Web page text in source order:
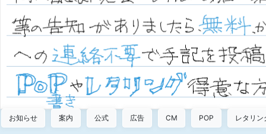
お知らせ 案内 公式 広告 CM POP レタリン